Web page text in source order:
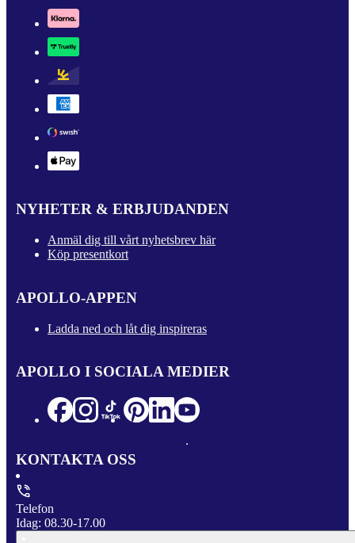
NYHETER & ERBJUDANDEN
Anmäl dig till vårt nyhetsbrev här
Köp presentkort
APOLLO-APPEN
Ladda ned och låt dig inspireras
APOLLO I SOCIALA MEDIER
KONTAKTA OSS
Telefon
Idag: 08.30-17.00